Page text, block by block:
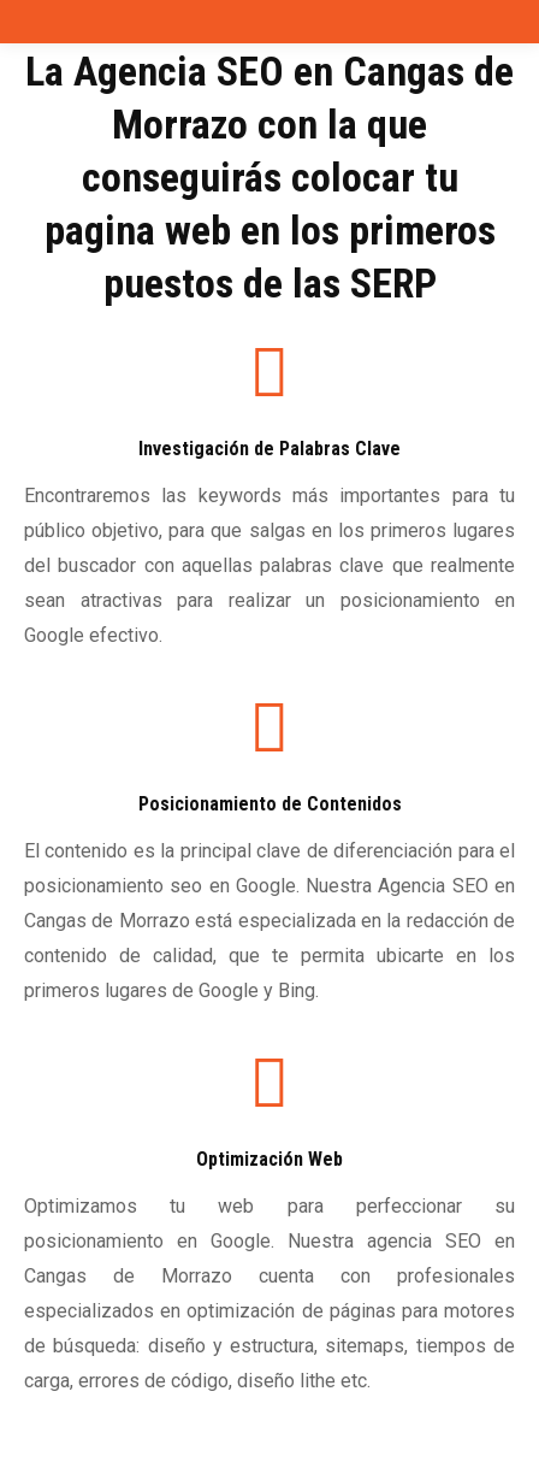
La Agencia SEO en Cangas de
Morrazo con la que
conseguirás colocar tu
pagina web en los primeros
puestos de las SERP
Investigación de Palabras Clave
Encontraremos las keywords más importantes para tu
público objetivo, para que salgas en los primeros lugares
del buscador con aquellas palabras clave que realmente
sean atractivas para realizar un posicionamiento en
Google efectivo.
Posicionamiento de Contenidos
El contenido es la principal clave de diferenciación para el
posicionamiento seo en Google. Nuestra Agencia SEO en
Cangas de Morrazo está especializada en la redacción de
contenido de calidad, que te permita ubicarte en los
primeros lugares de Google y Bing.
Optimización Web
Optimizamos tu web para perfeccionar su
posicionamiento en Google. Nuestra agencia SEO en
Cangas de Morrazo cuenta con profesionales
especializados en optimización de páginas para motores
de búsqueda: diseño y estructura, sitemaps, tiempos de
carga, errores de código, diseño lithe etc.